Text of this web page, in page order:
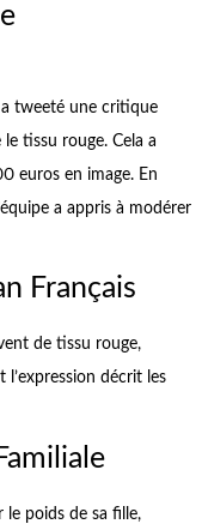
tweeté une critique
tissu rouge. Cela a
euros en image. En
a appris à modérer
Français
de tissu rouge,
décrit les
le poids de sa fille,